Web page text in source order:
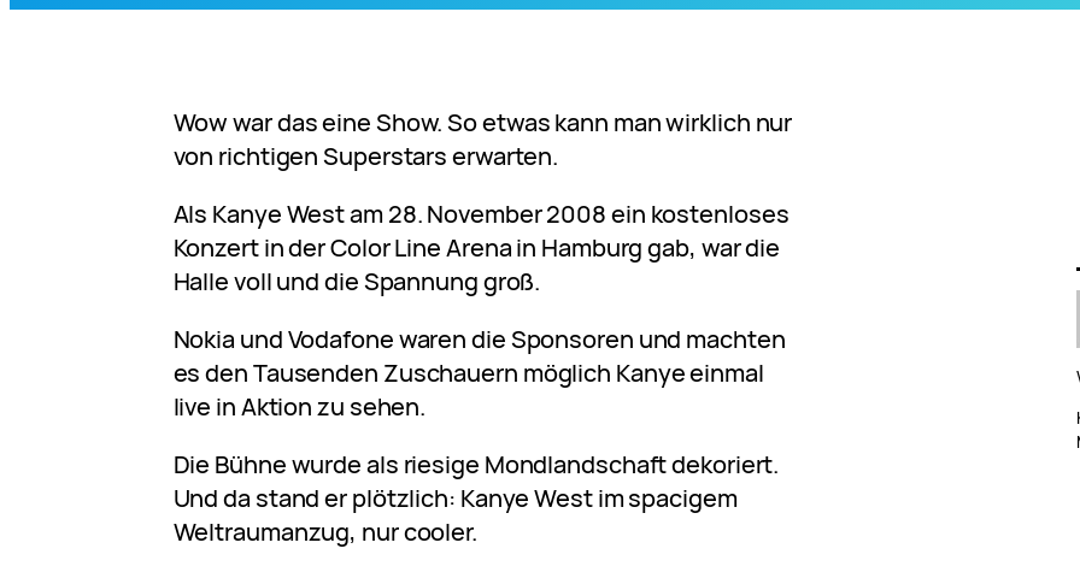
Wow war das eine Show. So etwas kann man wirklich nur
von richtigen Superstars erwarten.
Als Kanye West am 28. November 2008 ein kostenloses
Konzert in der Color Line Arena in Hamburg gab, war die
Halle voll und die Spannung groß.
Nokia und Vodafone waren die Sponsoren und machten
es den Tausenden Zuschauern möglich Kanye einmal
live in Aktion zu sehen.
Die Bühne wurde als riesige Mondlandschaft dekoriert.
Und da stand er plötzlich: Kanye West im spacigem
Weltraumanzug, nur cooler.